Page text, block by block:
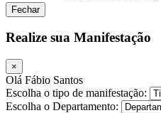
Fechar
Realize sua Manifestação
×
Olá Fábio Santos
Escolha o tipo de manifestação:
Escolha o Departamento: